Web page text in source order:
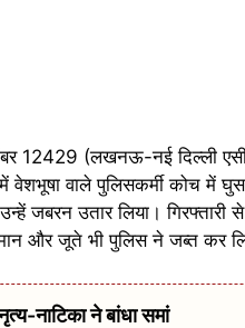
12429 (लखनऊ-नई दिल्ली
वाले पुलिसकर्मी कोच में
उतार लिया। गिरफ्तारी से
और जूते भी पुलिस ने जब्त कर
नाटिका ने बांधा समां